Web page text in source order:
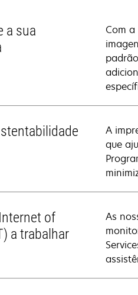
a sua
Com
A
que
of
a trabalhar
As